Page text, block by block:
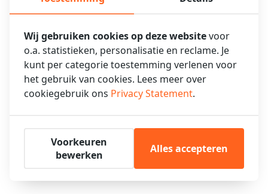
Wij gebruiken cookies op deze websitevoor
o.a. statistieken, personalisatie en reclame. Je
kunt per categorie toestemming verlenen voor
het gebruik van cookies. Lees meer over
cookiegebruik ons Privacy Statement.
Voorkeuren
bewerken
Alles accepteren